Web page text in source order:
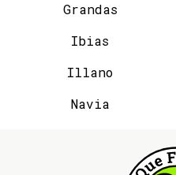
Grandas
Ibias
Illano
Navia